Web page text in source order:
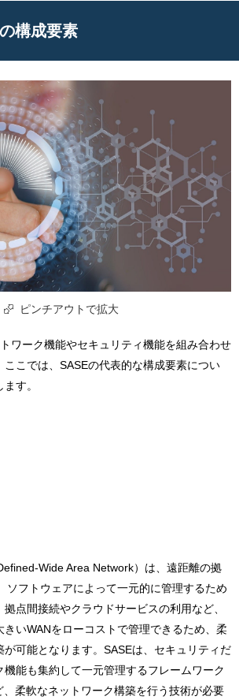
構成要素
ピンチアウトで拡大
ワーク機能やセキュリティ機能を組み合わせ
こでは、SASEの代表的な構成要素につい
す。
Wide Area Network）は、遠距離の拠
ソフトウェアによって一元的に管理するため
点間接続やクラウドサービスの利用など、
いWANをローコストで管理できるため、柔
可能となります。SASEは、セキュリティだ
機能も集約して一元管理するフレームワーク
、柔軟なネットワーク構築を行う技術が必要